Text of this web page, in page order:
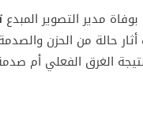
مدير التصوير المبدع
حالة من الحزن
الغرق الفعلي أم